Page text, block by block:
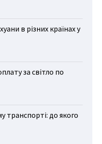
в різних країнах у
за світло по
транспорті: до якого